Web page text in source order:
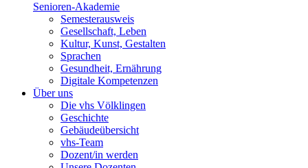
Senioren-Akademie
Semesterausweis
Gesellschaft, Leben
Kultur, Kunst, Gestalten
Sprachen
Gesundheit, Ernährung
Digitale Kompetenzen
Über uns
Die vhs Völklingen
Geschichte
Gebäudeübersicht
vhs-Team
Dozent/in werden